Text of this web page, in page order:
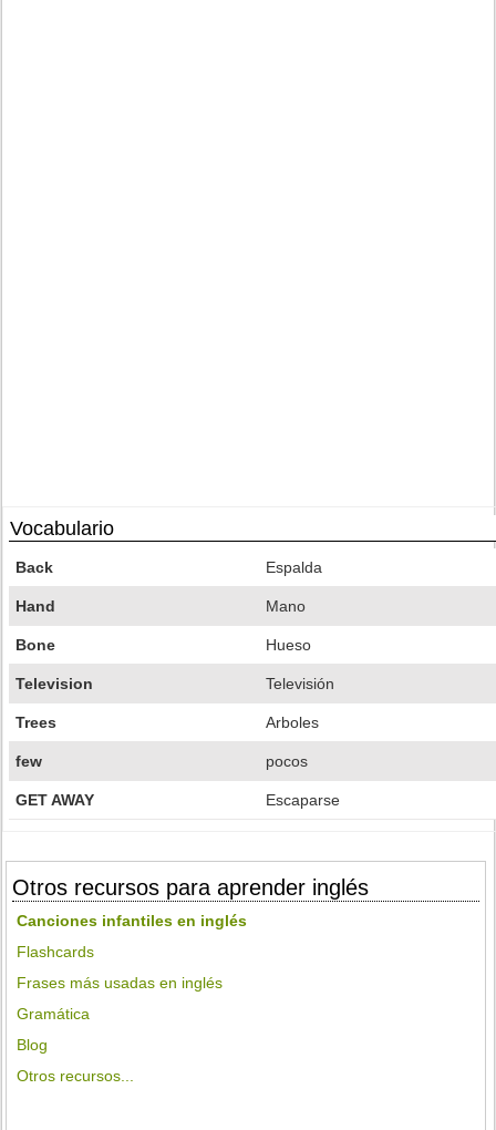
Vocabulario
Back Espalda
Hand Mano
Bone Hueso
Television Televisión
Trees Arboles
few pocos
GET AWAY Escaparse
Otros recursos para aprender inglés
Canciones infantiles en inglés
Flashcards
Frases más usadas en inglés
Gramática
Blog
Otros recursos...